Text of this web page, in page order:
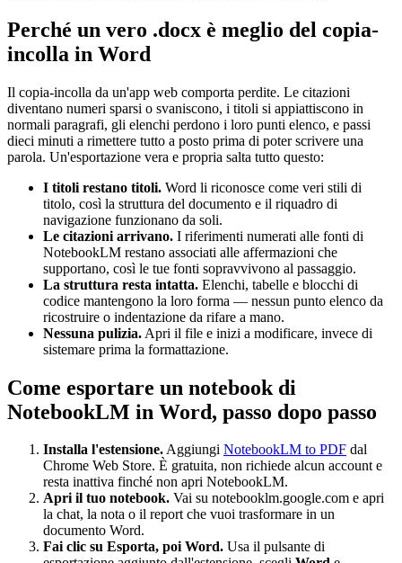
Perché un vero .docx è meglio del copia-
incolla in Word
Il copia-incolla da un'app web comporta perdite. Le citazioni
diventano numeri sparsi o svaniscono, i titoli si appiattiscono in
normali paragrafi, gli elenchi perdono i loro punti elenco, e passi
dieci minuti a rimettere tutto a posto prima di poter scrivere una
parola. Un'esportazione vera e propria salta tutto questo:
I titoli restano titoli. Word li riconosce come veri stili di
titolo, così la struttura del documento e il riquadro di
navigazione funzionano da soli.
Le citazioni arrivano. I riferimenti numerati alle fonti di
NotebookLM restano associati alle affermazioni che
supportano, così le tue fonti sopravvivono al passaggio.
La struttura resta intatta. Elenchi, tabelle e blocchi di
codice mantengono la loro forma — nessun punto elenco da
ricostruire o indentazione da rifare a mano.
Nessuna pulizia. Apri il file e inizi a modificare, invece di
sistemare prima la formattazione.
Come esportare un notebook di
NotebookLM in Word, passo dopo passo
Installa l'estensione.Aggiungi NotebookLM to PDF dal
Chrome Web Store. È gratuita, non richiede alcun account e
resta inattiva finché non apri NotebookLM.
Apri il tuo notebook. Vai su notebooklm.google.com e apri
la chat, la nota o il report che vuoi trasformare in un
documento Word.
Fai clic su Esporta, poi Word. Usa il pulsante di